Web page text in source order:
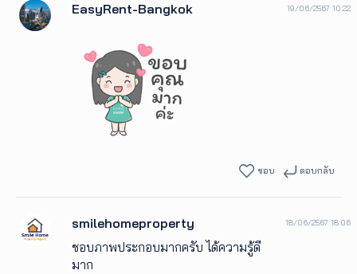
EasyRent-Bangkok 19/06/2567 10:22
ชอบ ตอบกลับ
smilehomeproperty
ชอบภาพประกอบมากครับ ได้ความรู้ดี
มาก
18/06/2567 18:06